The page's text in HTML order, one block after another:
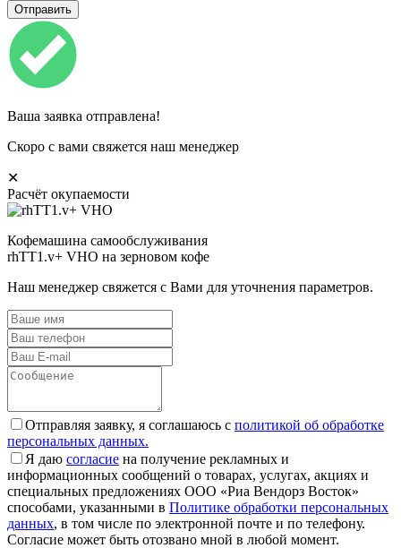
Ваша заявка отправлена!
Скоро с вами свяжется наш менеджер
✕
Расчёт окупаемости
Кофемашина самообслуживания
rhTT1.v+ VHO на зерновом кофе
Наш менеджер свяжется с Вами для уточнения параметров.
Отправляя заявку, я соглашаюсь с политикой об обработке
персональных данных.
Я даю согласие на получение рекламных и
информационных сообщений о товарах, услугах, акциях и
специальных предложениях ООО «Риа Вендорз Восток»
способами, указанными в Политике обработки персональных
данных, в том числе по электронной почте и по телефону.
Согласие может быть отозвано мной в любой момент.